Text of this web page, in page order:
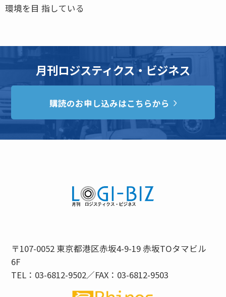
環境を目 指している
月刊ロジスティクス・ビジネス
購読のお申し込みはこちらから
〒107-0052 東京都港区赤坂4-9-19 赤坂TOタマビル
6F
TEL：03-6812-9502／FAX：03-6812-9503